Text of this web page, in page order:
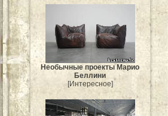
Необычные проекты Марио
Беллини
[Интересное]